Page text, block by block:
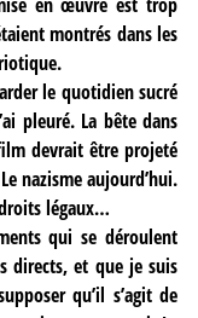
montrés dans les
le quotidien sucré
pleuré. La bête dans
devrait être projeté
nazisme aujourd’hui.
légaux…
qui se déroulent
directs, et que je suis
qu’il s’agit de